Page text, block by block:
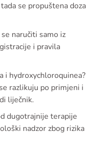
se propuštena doza
naručiti samo iz
i pravila
i hydroxychloroquinea?
razlikuju po primjeni i
liječnik.
dugotrajnije terapije
nadzor zbog rizika